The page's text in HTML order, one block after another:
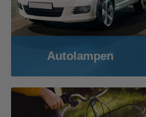
Autolampen